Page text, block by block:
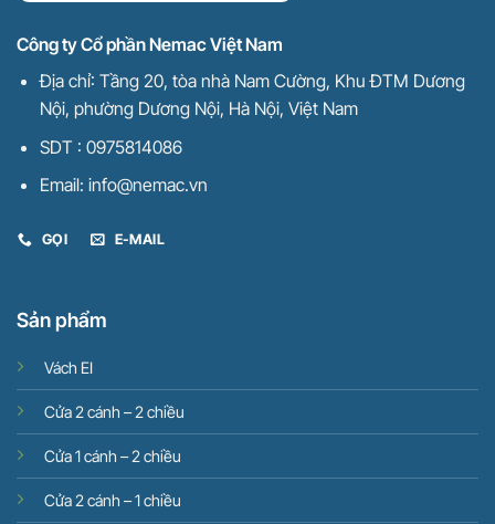
Công ty Cổ phần Nemac Việt Nam
Địa chỉ: Tầng 20, tòa nhà Nam Cường, Khu ĐTM Dương
Nội, phường Dương Nội, Hà Nội, Việt Nam
SDT : 0975814086
Email: info@nemac.vn
GỌI E-MAIL
Sản phẩm
Vách EI
Cửa 2 cánh – 2 chiều
Cửa 1 cánh – 2 chiều
Cửa 2 cánh – 1 chiều